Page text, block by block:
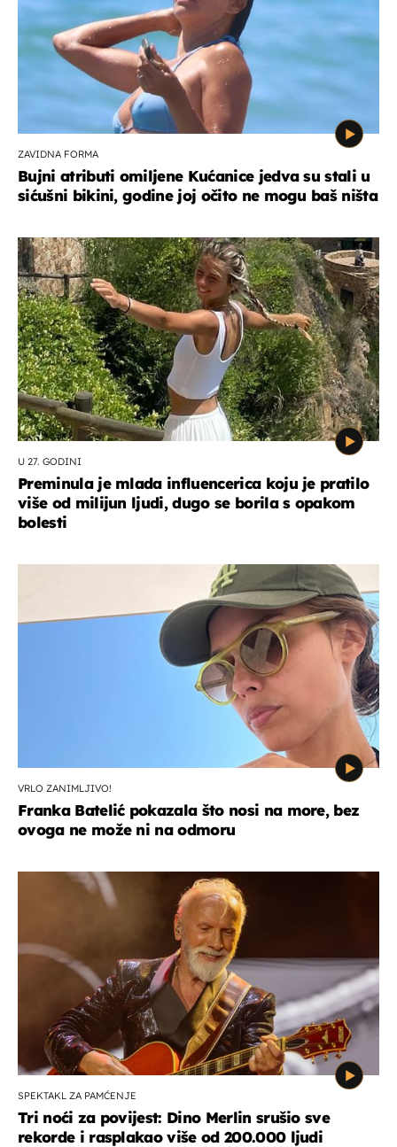
ZAVIDNA FORMA
Bujni atributi omiljene Kućanice jedva su stali u
sićušni bikini, godine joj očito ne mogu baš ništa
U 27. GODINI
Preminula je mlada influencerica koju je pratilo
više od milijun ljudi, dugo se borila s opakom
bolesti
VRLO ZANIMLJIVO!
Franka Batelić pokazala što nosi na more, bez
ovoga ne može ni na odmoru
SPEKTAKL ZA PAMĆENJE
Tri noći za povijest: Dino Merlin srušio sve
rekorde i rasplakao više od 200.000 ljudi